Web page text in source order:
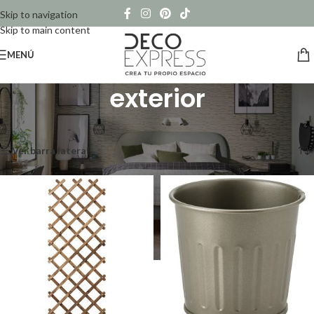
Skip to navigation
Skip to main content
MENÚ
exterior
Inicio/ Productos etiquetados “exterior” Mostrando los 5 resultados
Ver barra lateral